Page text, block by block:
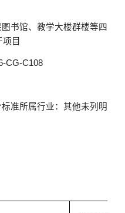
书馆、教学大楼群楼等四
目
CG-C108
准所属行业： 其他未列明